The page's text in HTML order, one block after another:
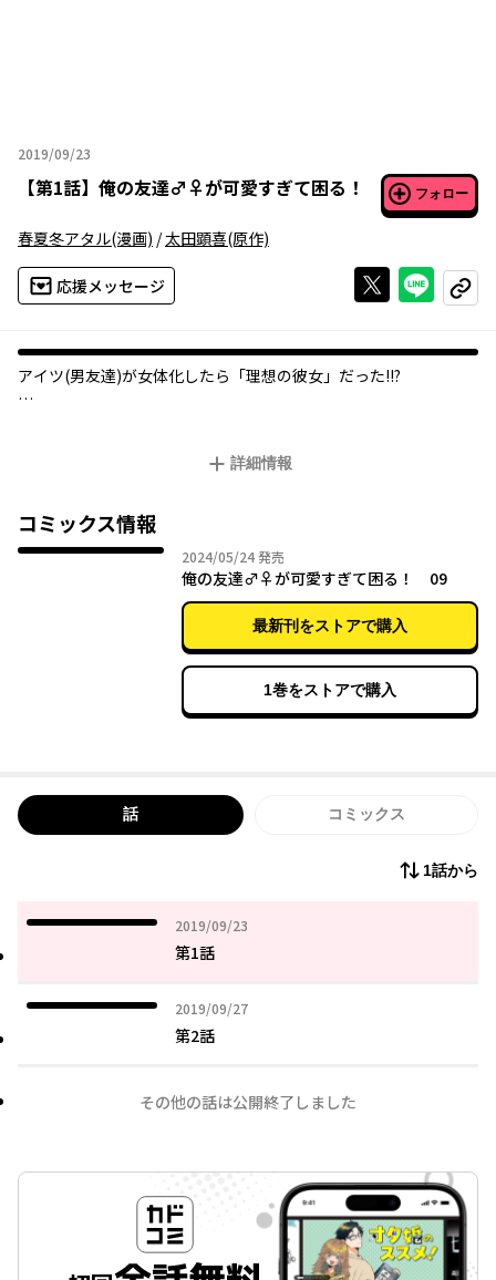
2019/09/23
2019年09月23日
【第1話】 俺の友達♂♀が可愛すぎて困る！ フォロー
春夏冬アタル(漫画) /太田顕喜(原作)
応援メッセージ Xで投稿する
ライン
コピー
アイツ(男友達)が女体化したら「理想の彼女」だった!!?
突然雪緒が女体化してしまい戸惑いを隠せない。
突然女の子になってしまう体質だった――!
女体化した幼馴染み♂が可愛くてドギマギ!? 禁断のTSF(性転換)ラ
詳細情報
コミックス情報
2024/05/242024年05月24日
発売
俺の友達♂♀が可愛すぎて困る！ 09
最新刊をストアで購入
1巻をストアで購入
話 コミックス
1話から
2019/09/23
2019年09月23日
第1話
2019/09/27
2019年09月27日
第2話
その他の話は公開終了しました